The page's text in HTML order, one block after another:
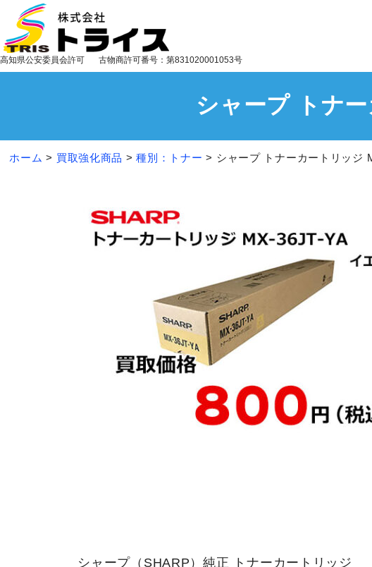
高知県公安委員会許可 古物商許可番号：第831020001053号
シャープ トナ
ホーム > 買取強化商品 >種別：トナー > シャープ トナーカートリッジ
シャープ（SHARP）純正 トナーカートリッジ